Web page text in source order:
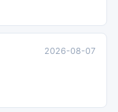
2026-08-07